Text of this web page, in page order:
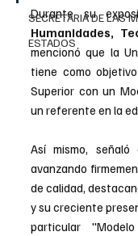
SECRETARIA DE LAS
ESTADOS
Durante su
mencionó que la
tiene como
Superior con un
un referente en la
Así mismo,
avanzando
de calidad,
y su creciente
particular